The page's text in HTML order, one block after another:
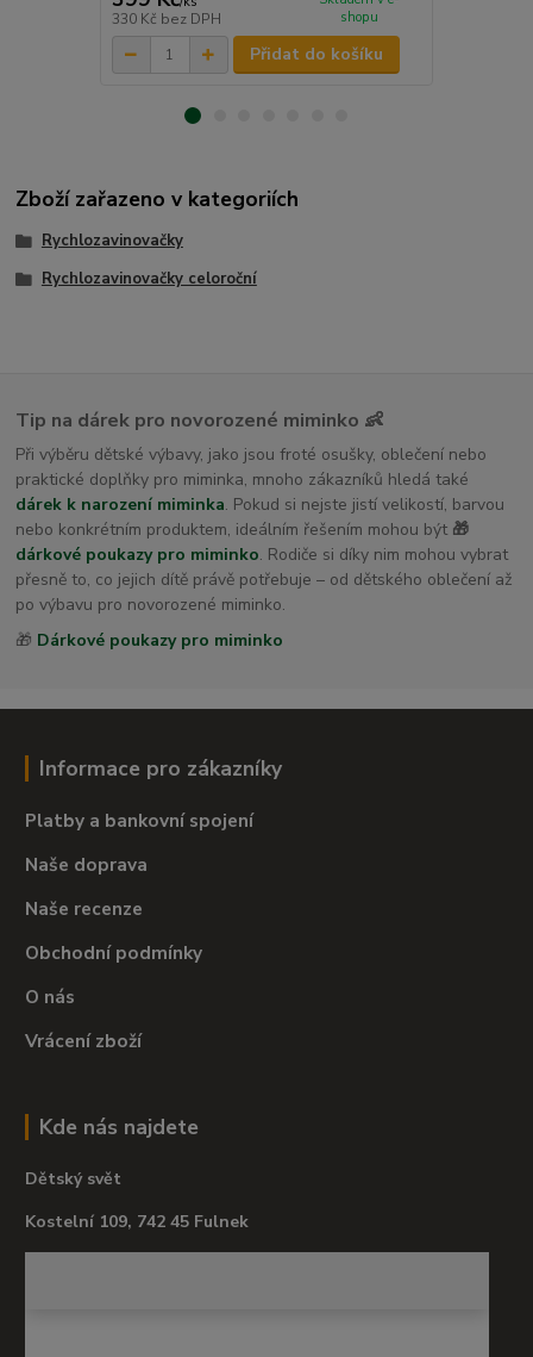
330 Kč bez DPH
shopu
Přidat do košíku
Zboží zařazeno v kategoriích
Rychlozavinovačky
Rychlozavinovačky celoroční
Tip na dárek pro novorozené miminko 👶
Při výběru dětské výbavy, jako jsou froté osušky, oblečení nebo
praktické doplňky pro miminka, mnoho zákazníků hledá také
dárek k narození miminka. Pokud si nejste jistí velikostí, barvou
nebo konkrétním produktem, ideálním řešením mohou být 🎁
dárkové poukazy pro miminko. Rodiče si díky nim mohou vybrat
přesně to, co jejich dítě právě potřebuje – od dětského oblečení až
po výbavu pro novorozené miminko.
🎁 Dárkové poukazy pro miminko
Informace pro zákazníky
Platby a bankovní spojení
Naše doprava
Naše recenze
Obchodní podmínky
O nás
Vrácení zboží
Kde nás najdete
Dětský svět
Kostelní 109, 742 45 Fulnek